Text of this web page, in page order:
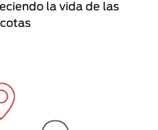
la vida de las